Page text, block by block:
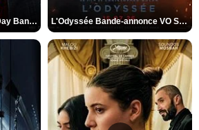
Spider-Man: Brand New Day Bande-annonce VO STFR L'Odyssée Bande-annonce VO STFR